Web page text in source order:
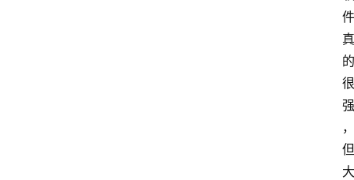
件
真
的
很
强
，
但
大